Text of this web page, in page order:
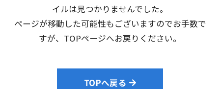
採用情報
イルは見つかりませんでした。
ページが移動した可能性もございますのでお手数で
すが、TOPページへお戻りください。
TOPへ戻る